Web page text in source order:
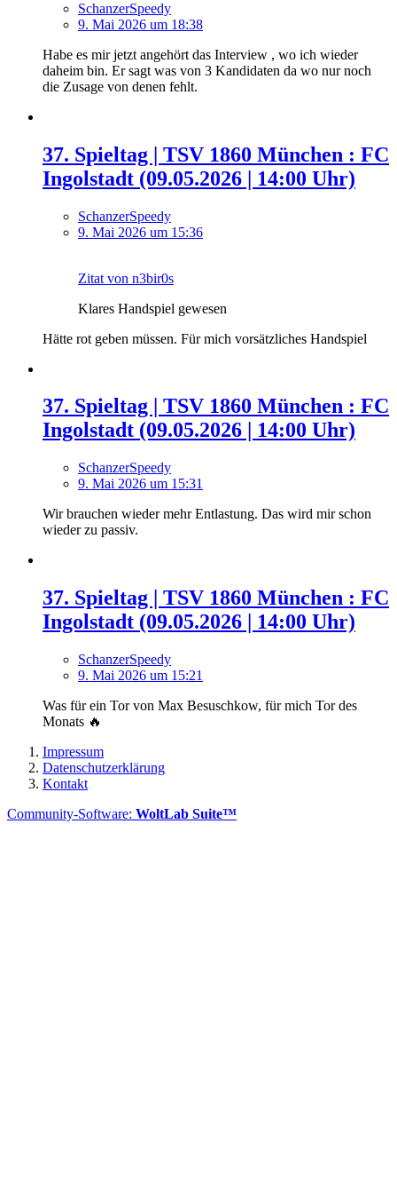
SchanzerSpeedy
9. Mai 2026 um 18:38
Habe es mir jetzt angehört das Interview , wo ich wieder
daheim bin. Er sagt was von 3 Kandidaten da wo nur noch
die Zusage von denen fehlt.
37. Spieltag | TSV 1860 München : FC
Ingolstadt (09.05.2026 | 14:00 Uhr)
SchanzerSpeedy
9. Mai 2026 um 15:36
Zitat von n3bir0s
Klares Handspiel gewesen
Hätte rot geben müssen. Für mich vorsätzliches Handspiel
37. Spieltag | TSV 1860 München : FC
Ingolstadt (09.05.2026 | 14:00 Uhr)
SchanzerSpeedy
9. Mai 2026 um 15:31
Wir brauchen wieder mehr Entlastung. Das wird mir schon
wieder zu passiv.
37. Spieltag | TSV 1860 München : FC
Ingolstadt (09.05.2026 | 14:00 Uhr)
SchanzerSpeedy
9. Mai 2026 um 15:21
Was für ein Tor von Max Besuschkow, für mich Tor des
Monats 🔥
Impressum
Datenschutzerklärung
Kontakt
Community-Software: WoltLab Suite™